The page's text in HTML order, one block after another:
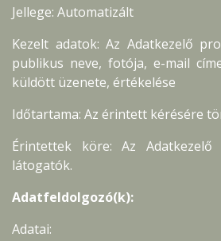
Jellege: Automatizált
Kezelt adatok: Az Adatkezelő
publikus neve, fotója, e-mail
küldött üzenete, értékelése
Időtartama: Az érintett kérésére
Érintettek köre: Az Adatkezelő
látogatók.
Adatfeldolgozó(k):
Adatai: